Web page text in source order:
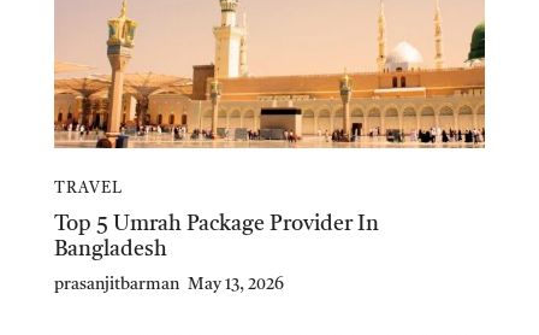
TRAVEL
Top 5 Umrah Package Provider In
Bangladesh
prasanjitbarman May 13, 2026